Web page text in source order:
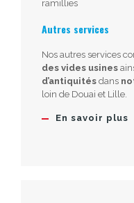
Autres services
Nos autres services
des vides usines
d’antiquités dans
loin de Douai et Lille.
En savoir plus